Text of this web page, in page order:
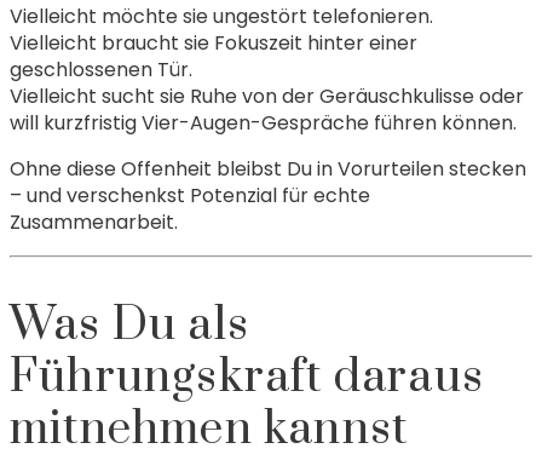
Vielleicht möchte sie ungestört telefonieren.
Vielleicht braucht sie Fokuszeit hinter einer
geschlossenen Tür.
Vielleicht sucht sie Ruhe von der Geräuschkulisse oder
will kurzfristig Vier-Augen-Gespräche führen können.
Ohne diese Offenheit bleibst Du in Vorurteilen stecken
– und verschenkst Potenzial für echte
Zusammenarbeit.
Was Du als
Führungskraft daraus
mitnehmen kannst